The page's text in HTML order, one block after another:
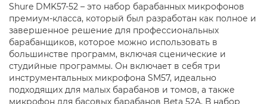
Shure DMK57-52 – это набор барабанных микрофонов
премиум-класса, который был разработан как полное и
завершенное решение для профессиональных
барабанщиков, которое можно использовать в
большинстве программ, включая сценические и
студийные программы. Он включает в себя три
инструментальных микрофона SM57, идеально
подходящих для малых барабанов и томов, а также
микрофон для басовых барабанов Beta 52A. В набор